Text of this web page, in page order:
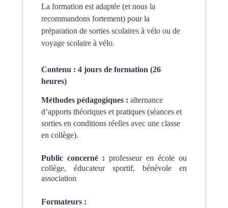
La formation est adaptée (et nous la
recommandons fortement) pour la
préparation de sorties scolaires à vélo ou de
voyage scolaire à vélo.
Contenu : 4 jours de formation (26
heures)
Méthodes pédagogiques : alternance
d’apports théoriques et pratiques (séances et
sorties en conditions réelles avec une classe
en collège).
Public concerné : professeur en école ou
collège, éducateur sportif,bénévole en
association
Formateurs :